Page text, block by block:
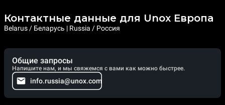
Контактные данные для Unox Европа
Belarus / Беларусь | Russia / Россия
Общие запросы
Напишите нам, и мы свяжемся с вами как можно быстрее.
info.russia@unox.com